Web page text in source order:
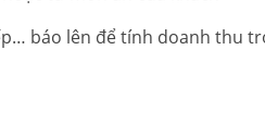
báo lên để tính doanh thu